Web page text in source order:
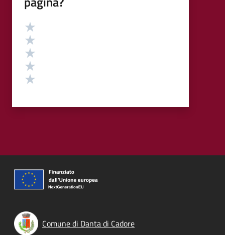
Valutazione
Comune di Danta di Cadore